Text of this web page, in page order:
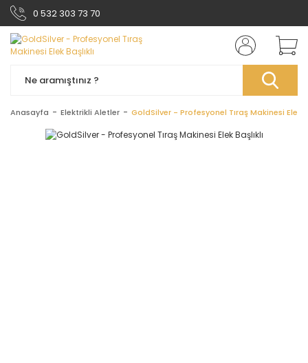
0 532 303 73 70
Anasayfa Elektrikli Aletler GoldSilver - Profesyonel Tıraş Makinesi Elek